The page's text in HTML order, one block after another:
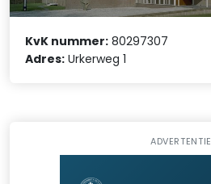
KvK nummer: 80297307
Adres: Urkerweg 1
ADVERTENTIE